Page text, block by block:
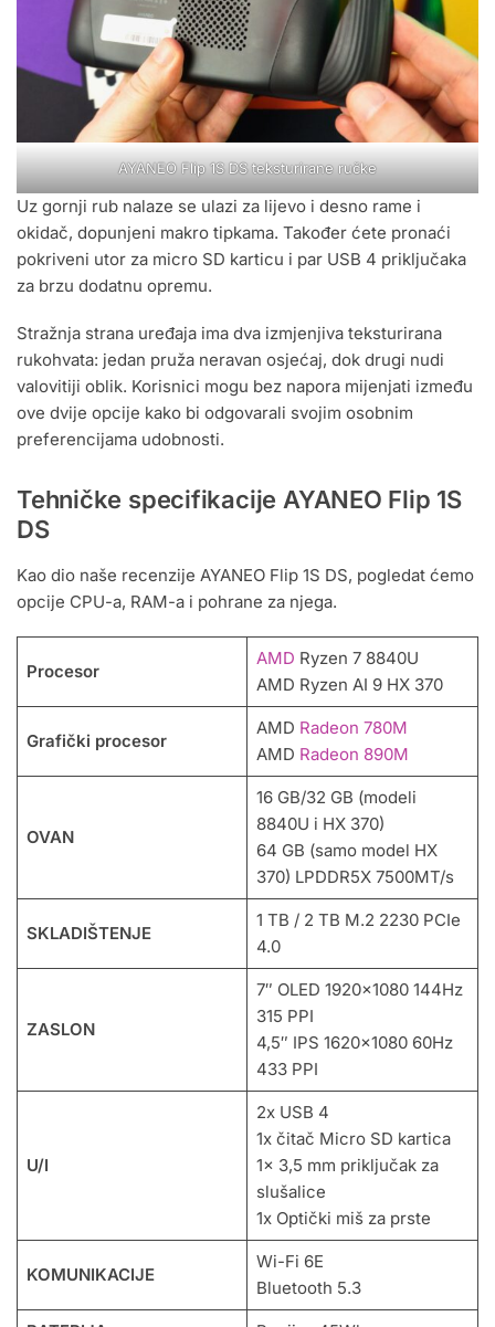
AYANEO Flip 1S DS teksturirane ručke
Uz gornji rub nalaze se ulazi za lijevo i desno rame i
okidač, dopunjeni makro tipkama. Također ćete pronaći
pokriveni utor za micro SD karticu i par USB 4 priključaka
za brzu dodatnu opremu.
Stražnja strana uređaja ima dva izmjenjiva teksturirana
rukohvata: jedan pruža neravan osjećaj, dok drugi nudi
valovitiji oblik. Korisnici mogu bez napora mijenjati između
ove dvije opcije kako bi odgovarali svojim osobnim
preferencijama udobnosti.
Tehničke specifikacije AYANEO Flip 1S
DS
Kao dio naše recenzije AYANEO Flip 1S DS, pogledat ćemo
opcije CPU-a, RAM-a i pohrane za njega.
Procesor
AMD Ryzen 7 8840U
AMD Ryzen AI 9 HX 370
Grafički procesor
AMD Radeon 780M
AMD Radeon 890M
OVAN
16 GB/32 GB (modeli
8840U i HX 370)
64 GB (samo model HX
370) LPDDR5X 7500MT/s
SKLADIŠTENJE
1 TB / 2 TB M.2 2230 PCIe
4.0
ZASLON
7″ OLED 1920×1080 144Hz
315 PPI
4,5″ IPS 1620×1080 60Hz
433 PPI
U/I
2x USB 4
1x čitač Micro SD kartica
1x 3,5 mm priključak za
slušalice
1x Optički miš za prste
KOMUNIKACIJE
Wi-Fi 6E
Bluetooth 5.3